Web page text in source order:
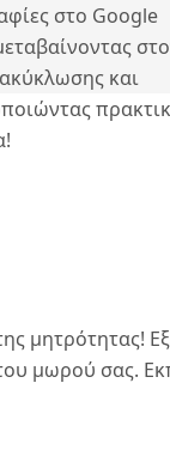
στο Google
και
μητρότητας!
μωρού σας.